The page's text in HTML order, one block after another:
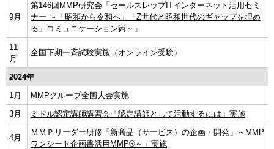
9月
第146回MMP研究会「セールスレップITインターネット活用セミ
ナー ～「昭和から令和へ」「Z世代と昭和世代のギャップを埋め
る」コミュニケーション術～」
11
月
全国下期一斉試験実施（オンライン受験）
2024年
1月
MMPグループ全国大会実施
3月
ミドル認定講師講習会「認定講師として活動するには」実施
4月
ＭＭＰリーダー研修「新商品（サービス）の企画・開発」～MMP
ワンシート企画書活用MMP®～」実施